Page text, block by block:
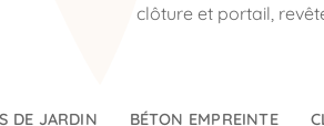
clôture et portail,
DE JARDIN BÉTON EMPREINTE